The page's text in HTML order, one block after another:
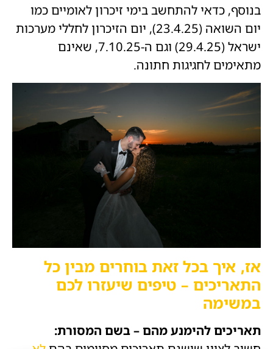
בנוסף, כדאי להתחשב בימי זיכרון לאומיים כמו
יום השואה (23.4.25), יום הזיכרון לחללי מערכות
ישראל (29.4.25) וגם ה-7.10.25, שאינם
מתאימים לחגיגות חתונה.
אז, איך בכל זאת בוחרים מבין כל
התאריכים – טיפים שיעזרו לכם
במשימה
תאריכים להימנע מהם – בשם המסורת: